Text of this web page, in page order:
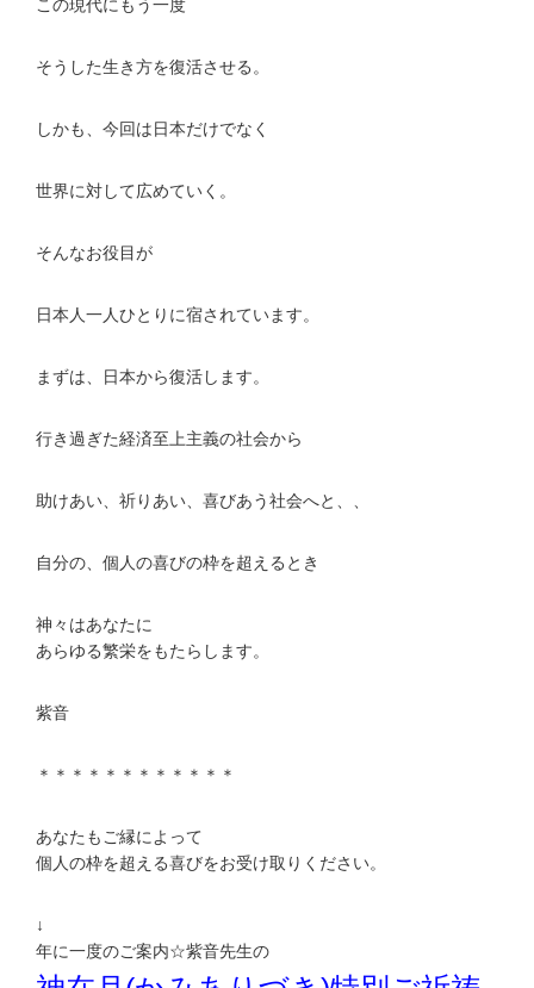
この現代にもう一度
そうした生き方を復活させる。
しかも、今回は日本だけでなく
世界に対して広めていく。
そんなお役目が
日本人一人ひとりに宿されています。
まずは、日本から復活します。
行き過ぎた経済至上主義の社会から
助けあい、祈りあい、喜びあう社会へと、、
自分の、個人の喜びの枠を超えるとき
神々はあなたに
あらゆる繁栄をもたらします。
紫音
＊＊＊＊＊＊＊＊＊＊＊＊
あなたもご縁によって
個人の枠を超える喜びをお受け取りください。
↓
年に一度のご案内☆紫音先生の